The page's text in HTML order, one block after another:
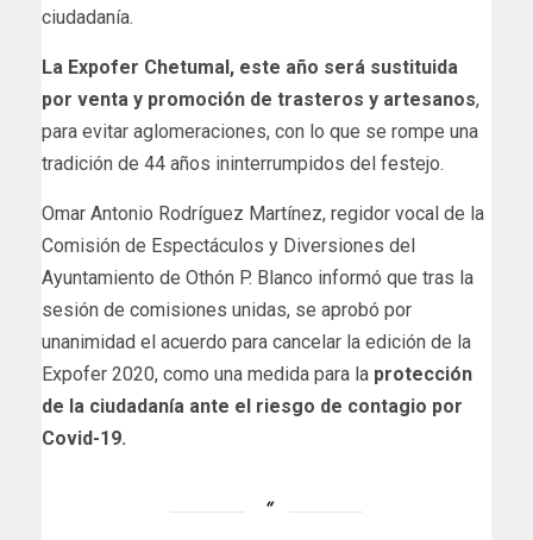
ciudadanía.
La Expofer Chetumal, este año será sustituida
por venta y promoción de trasteros y artesanos,
para evitar aglomeraciones, con lo que se rompe una
tradición de 44 años ininterrumpidos del festejo.
Omar Antonio Rodríguez Martínez, regidor vocal de la
Comisión de Espectáculos y Diversiones del
Ayuntamiento de Othón P. Blanco informó que tras la
sesión de comisiones unidas, se aprobó por
unanimidad el acuerdo para cancelar la edición de la
Expofer 2020, como una medida para la protección
de la ciudadanía ante el riesgo de contagio por
Covid-19.